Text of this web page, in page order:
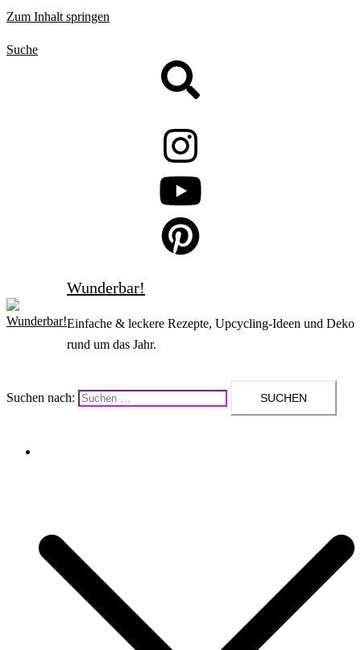
Zum Inhalt springen
Suche
Wunderbar!
Einfache & leckere Rezepte, Upcycling-Ideen und Deko
rund um das Jahr.
Suchen nach: